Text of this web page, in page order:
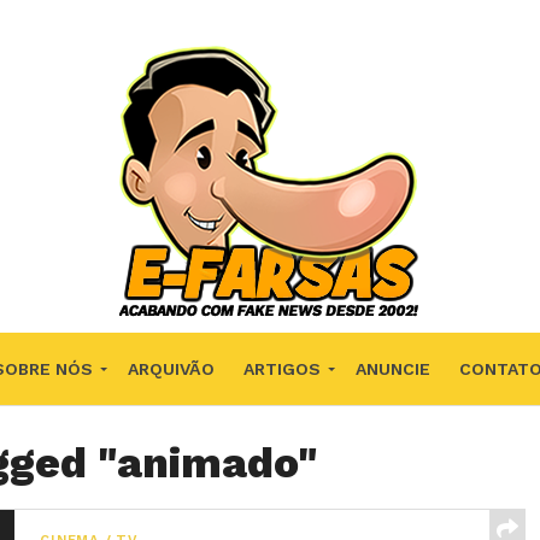
NÓS ARQUIVÃO ARTIGOS ANUNCIE CONTATO
"animado"